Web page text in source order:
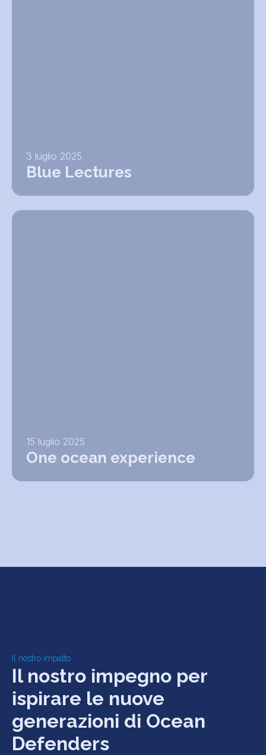
3 luglio 2025
Blue Lectures
15 luglio 2025
One ocean experience
Il nostro impatto
Il nostro impegno per
ispirare le nuove
generazioni di Ocean
Defenders